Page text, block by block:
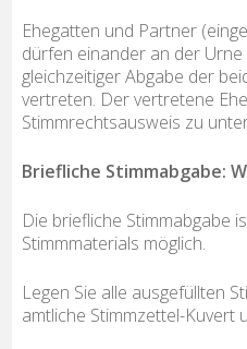
Ehegatten und Partner
dürfen einander an der
gleichzeitiger Abgabe der
vertreten. Der vertretene
Stimmrechtsausweis zu
Briefliche Stimmabgabe:
Die briefliche Stimmabgabe
Stimmmaterials möglich.
Legen Sie alle ausgefüllten
amtliche Stimmzettel-Kuvert